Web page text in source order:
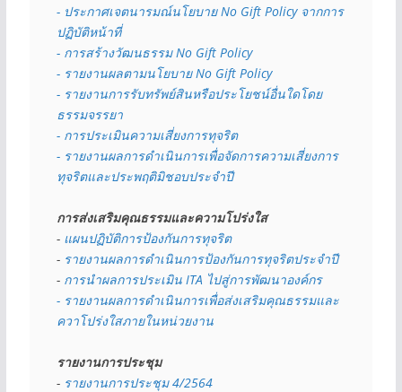
- ประกาศเจตนารมณ์นโยบาย No Gift Policy จากการ
ปฏิบัติหน้าที่
- การสร้างวัฒนธรรม No Gift Policy
- รายงานผลตามนโยบาย No Gift Policy
- รายงานการรับทรัพย์สินหรือประโยชน์อื่นใดโดย
ธรรมจรรยา
- การประเมินความเสี่ยงการทุจริต
- รายงานผลการดำเนินการเพื่อจัดการความเสี่ยงการ
ทุจริตและประพฤติมิชอบประจำปี
การส่งเสริมคุณธรรมและความโปร่งใส
- แผนปฏิบัติการป้องกันการทุจริต
- รายงานผลการดำเนินการป้องกันการทุจริตประจำปี
- การนำผลการประเมิน ITA ไปสู่การพัฒนาองค์กร
- รายงานผลการดำเนินการเพื่อส่งเสริมคุณธรรมและ
ควาโปร่งใสภายในหน่วยงาน
รายงานการประชุม
- รายงานการประชุม 4/2564